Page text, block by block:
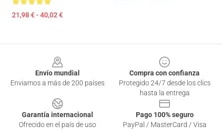
21,98 € - 40,02 €
Envío mundial
Enviamos a más de 200 países
Compra con confianza
Protegido 24/7 desde los clics
hasta la entrega
Garantía internacional
Ofrecido en el país de uso
Pago 100% seguro
PayPal / MasterCard / Visa